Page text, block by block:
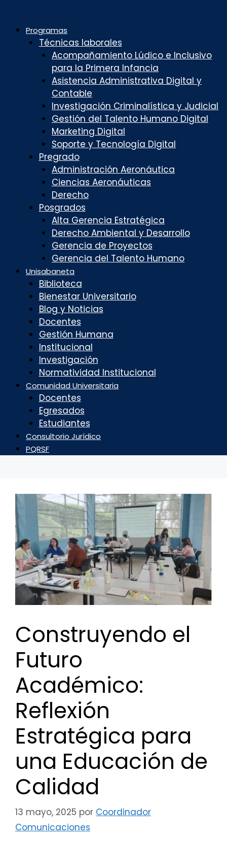
Programas
Técnicas laborales
Acompañamiento Lúdico e Inclusivo
para la Primera Infancia
Asistencia Administrativa Digital y
Contable
Investigación Criminalística y Judicial
Gestión del Talento Humano Digital
Marketing Digital
Soporte y Tecnología Digital
Pregrado
Administración Aeronáutica
Ciencias Aeronáuticas
Derecho
Posgrados
Alta Gerencia Estratégica
Derecho Ambiental y Desarrollo
Gerencia de Proyectos
Gerencia del Talento Humano
Unisabaneta
Biblioteca
Bienestar Universitario
Blog y Noticias
Docentes
Gestión Humana
Institucional
Investigación
Normatividad Institucional
Comunidad Universitaria
Docentes
Egresados
Estudiantes
Consultorio Jurídico
PQRSF
Construyendo el
Futuro
Académico:
Reflexión
Estratégica para
una Educación de
Calidad
13 mayo, 2025 por Coordinador
Comunicaciones